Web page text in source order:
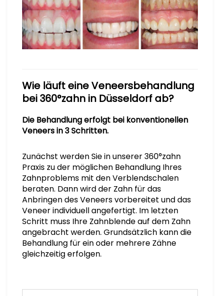
Wie läuft eine Veneersbehandlung
bei 360°zahn in Düsseldorf ab?
Die Behandlung erfolgt bei konventionellen
Veneers in 3 Schritten.
Zunächst werden Sie in unserer 360°zahn
Praxis zu der möglichen Behandlung Ihres
Zahnproblems mit den Verblendschalen
beraten. Dann wird der Zahn für das
Anbringen des Veneers vorbereitet und das
Veneer individuell angefertigt. Im letzten
Schritt muss Ihre Zahnblende auf dem Zahn
angebracht werden. Grundsätzlich kann die
Behandlung für ein oder mehrere Zähne
gleichzeitig erfolgen.